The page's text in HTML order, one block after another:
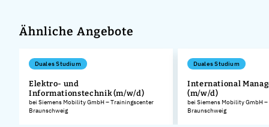
Ähnliche Angebote
Duales Studium
Elektro- und
Informationstechnik (m/w/d)
bei Siemens Mobility GmbH – Trainingscenter
Braunschweig
Duales Studium
International
(m/w/d)
bei Siemens Mobility GmbH
Braunschweig